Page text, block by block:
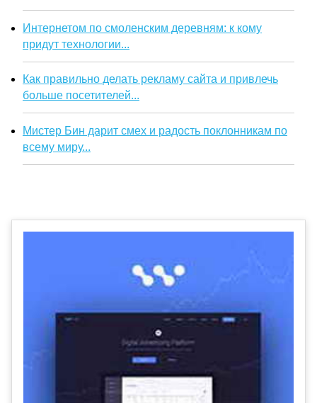
Интернетом по смоленским деревням: к кому
придут технологии...
Как правильно делать рекламу сайта и привлечь
больше посетителей...
Мистер Бин дарит смех и радость поклонникам по
всему миру...